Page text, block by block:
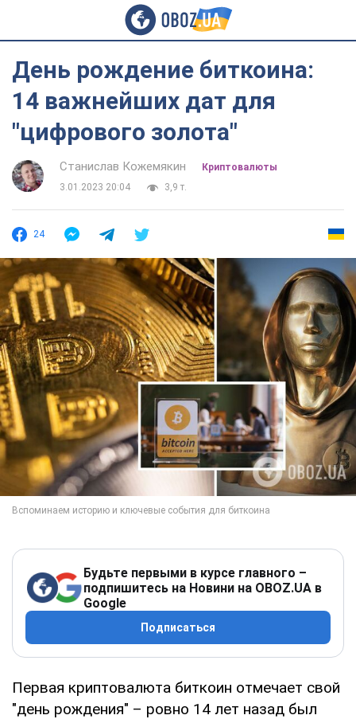
День рождение биткоина:
14 важнейших дат для
"цифрового золота"
Станислав Кожемякин
Криптовалюты
3.01.2023 20:04
3,9 т.
24
Будьте первыми в курсе главного –
подпишитесь на Новини на OBOZ.UA в
Google
Подписаться
Первая криптовалюта биткоин отмечает свой
"день рождения" – ровно 14 лет назад был